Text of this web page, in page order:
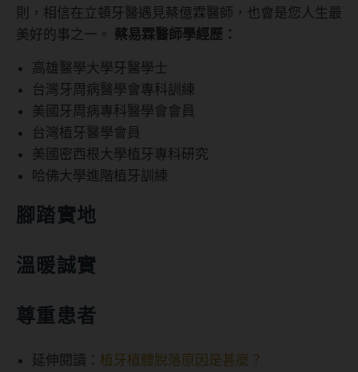
則，相信在立頓牙醫遇見蔡億霖醫師，也會是您人生最
美好的事之一。 蔡易霖醫師學經歷：
高雄醫學大學牙醫學士
台灣牙周病醫學會專科訓練
美國牙周病專科醫學會會員
台灣植牙醫學會員
美國密西根大學植牙專科研究
哈佛大學進階植牙訓練
腳踏實地
溫暖誠實
尊重患者
延伸閱讀： 植牙植體脫落原因是甚麼？